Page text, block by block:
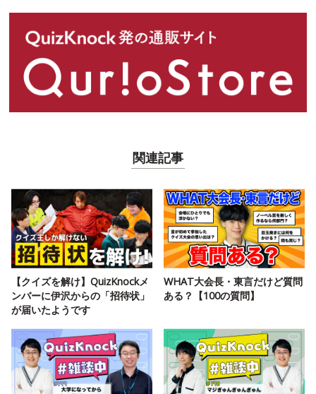
関連記事
【クイズを解け】QuizKnockメ
ンバーに伊沢からの「招待状」
が届いたようです
WHAT大会長・東言だけど質問
ある？【100の質問】